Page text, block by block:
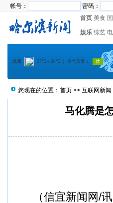
帐号： 密码：
首页 美食
娱乐 综艺
您现在的位置： 首页 >> 互联网新闻
马化腾是
（信宜新闻 网/讯